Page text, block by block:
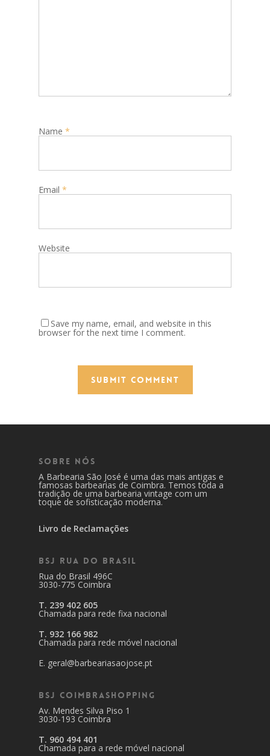
Name *
Email *
Website
Save my name, email, and website in this
browser for the next time I comment.
Sobre Nós
A Barbearia São José é uma das mais antigas e
famosas barbearias de Coimbra. Temos toda a
tradição de uma barbearia vintage com um
toque de sofisticação moderna.
Livro de Reclamações
BSJ Rua do Brasil
Rua do Brasil 496C
3030-775 Coimbra
T. 239 402 605
Chamada para rede fixa nacional
T. 932 166 982
Chamada para rede móvel nacional
E. geral@barbeariasaojose.pt
BSJ CoimbraShopping
Av. Mendes Silva Piso 1
3030-193 Coimbra
T. 960 494 401
Chamada para a rede móvel nacional